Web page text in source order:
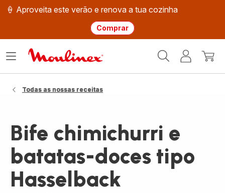
🍦 Aproveita este verão e renova a tua cozinha
Comprar
Moulinex
O
Abrir
Todas as nossas receitas
Bife chimichurri e
batatas-doces tipo
Hasselback